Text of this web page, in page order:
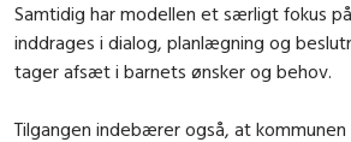
Samtidig har modellen et særligt fokus
inddrages i dialog, planlægning og
tager afsæt i barnets ønsker og behov.
Tilgangen indebærer også, at